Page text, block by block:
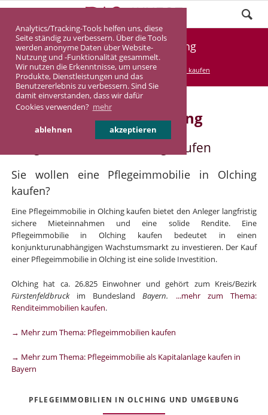
Analytics/Tracking-Tools helfen uns, diese
Seite ständig zu verbessern. Über die Tools
werden anonyme Daten über Website-
Nutzung und -Funktionalität gesammelt.
Wir nutzen die Erkenntnisse, um unsere
Produkte, Dienstleistungen und das
Benutzererlebnis zu verbessern. Sind Sie
damit einverstanden, dass wir dafür
Cookies verwenden? mehr
ablehnen akzeptieren
Pflegeimmobilie Olching
DASINVEST Service Pflegeimmobilie kaufen
Pflegeimmobilie in Olching
Pflegeimmobilie in Olching kaufen
Sie wollen eine Pflegeimmobilie in Olching
kaufen?
Eine Pflegeimmobilie in Olching kaufen bietet den Anleger langfristig
sichere Mieteinnahmen und eine solide Rendite. Eine
Pflegeimmobilie in Olching kaufen bedeutet in einen
konjunkturunabhängigen Wachstumsmarkt zu investieren. Der Kauf
einer Pflegeimmobilie in Olching ist eine solide Investition.
Olching hat ca. 26.825 Einwohner und gehört zum Kreis/Bezirk
Fürstenfeldbruckim BundeslandBayern. ...mehr zum Thema:
Renditeimmobilien kaufen.
→ Mehr zum Thema: Pflegeimmobilien kaufen
→ Mehr zum Thema: Pflegeimmobilie als Kapitalanlage kaufen in
Bayern
PFLEGEIMMOBILIEN IN OLCHING UND UMGEBUNG